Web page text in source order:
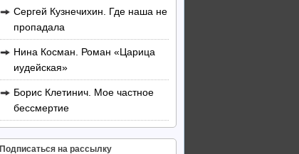
Сергей Кузнечихин. Где наша не
пропадала
Нина Косман. Роман «Царица
иудейская»
Борис Клетинич. Мое частное
бессмертие
Подписаться на рассылку